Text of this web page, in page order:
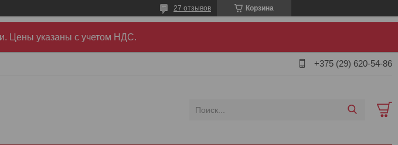
Корзина
27 отзывов
Цены указаны c учетом НДС.
+375 (29) 620-54-86